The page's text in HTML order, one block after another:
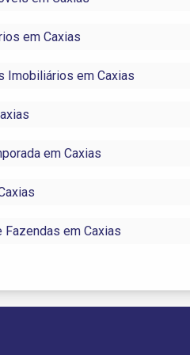
em Caxias
Imobiliários em Caxias
em Caxias
Fazendas em Caxias